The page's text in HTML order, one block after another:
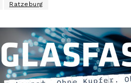
Ratzeburg